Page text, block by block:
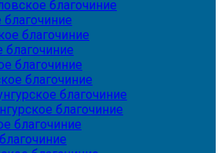
благочиние
благочиние
благочиние
благочиние
благочиние
благочиние
благочиние
благочиние
благочиние